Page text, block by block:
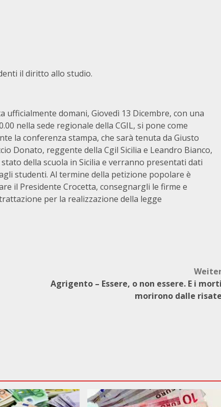
il diritto allo studio.
domani, Giovedì 13 Dicembre, con una
nella sede regionale della CGIL, si pone come
la conferenza stampa, che sarà tenuta da Giusto
Donato, reggente della Cgil Sicilia e Leandro Bianco,
della scuola in Sicilia e verranno presentati dati
studenti. Al termine della petizione popolare è
il Presidente Crocetta, consegnargli le firme e
per la realizzazione della legge
Agrigento – Essere, o non essere. E i
morirono dalle